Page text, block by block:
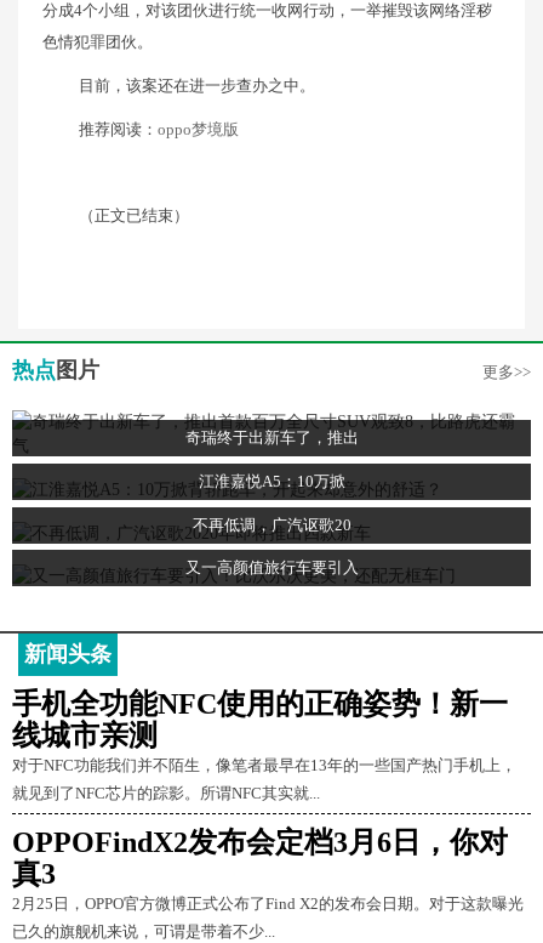
分成4个小组，对该团伙进行统一收网行动，一举摧毁该网络淫秽
色情犯罪团伙。
目前，该案还在进一步查办之中。
推荐阅读： oppo梦境版
（正文已结束）
热点 图片 更多>>
奇瑞终于出新车了，推出
江淮嘉悦A5：10万掀
不再低调，广汽讴歌20
又一高颜值旅行车要引入
新闻头条
手机全功能NFC使用的正确姿势！新一
线城市亲测
对于NFC功能我们并不陌生，像笔者最早在13年的一些国产热门手机上，
就见到了NFC芯片的踪影。所谓NFC其实就...
OPPOFindX2发布会定档3月6日，你对
真3
2月25日，OPPO官方微博正式公布了Find X2的发布会日期。对于这款曝光
已久的旗舰机来说，可谓是带着不少...